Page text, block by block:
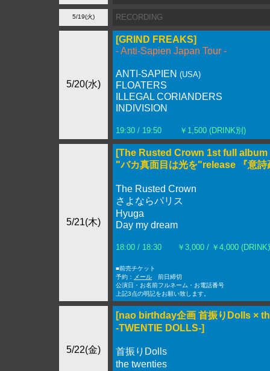
5/19(火) RECORDING
5/20(水)
[GRIND FREAKS]
- Anti-Sapien Japan Tour -
ANTI-SAPIEN (USA)
FLOATERS
ILLEGAL CORIANDERS
INDIVISION
19:30 / 19:50 ￥1,500 (DRINK別)
5/21(木)
[The Rusted Crown 1st full album
"バカ真面目は光を"release 『意詩
The Rusted Crown
さよならパリス
Hyuga
Day my dream
18:00 / 18:30 ￥3,000 / ￥4,000 (DRINK
■前売チケット
予約：
メール 前日締切
公演日・お名前フルネーム・お電話番号
上記3点の明記をお願い致します。
5/22(金)
[nao birthday企画 首振りDolls ×
-TWENTIE DOLLS-]
首振りDolls
the twenties